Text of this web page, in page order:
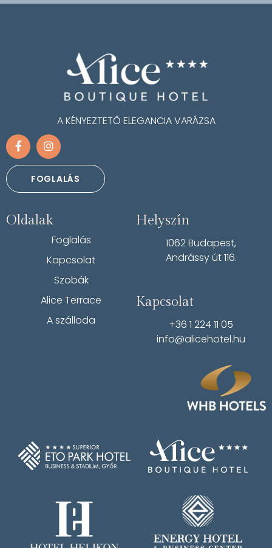
A KÉNYEZTETŐ ELEGANCIA VARÁZSA
FOGLALÁS
Oldalak
Foglalás
Kapcsolat
Szobák
Alice Terrace
A szálloda
Helyszín
1062 Budapest,
Andrássy út 116.
Kapcsolat
+36 1 224 11 05
info@alicehotel.hu